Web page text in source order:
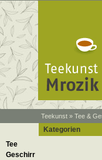
Teekunst » Tee &
Kategorien
Tee
Geschirr